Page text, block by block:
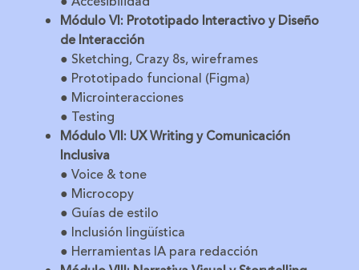
Módulo VI: Prototipado Interactivo y Diseño
de Interacción
● Sketching, Crazy 8s, wireframes
● Prototipado funcional (Figma)
● Microinteracciones
● Testing
Módulo VII: UX Writing y Comunicación
Inclusiva
● Voice & tone
● Microcopy
● Guías de estilo
● Inclusión lingüística
● Herramientas IA para redacción